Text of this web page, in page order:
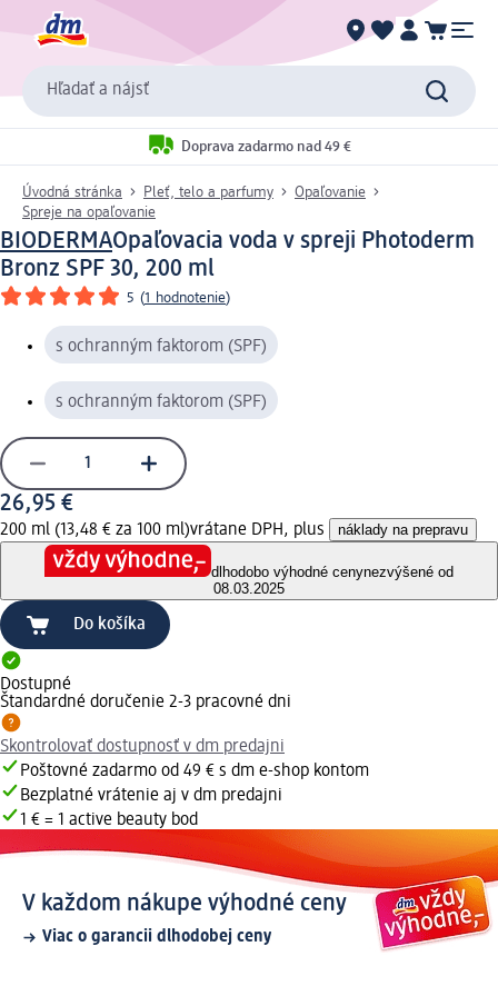
Hľadať a nájsť
Doprava zadarmo nad 49 €
Úvodná stránka Pleť, telo a parfumy
Opaľovanie
Spreje na opaľovanie
BIODERMAOpaľovacia voda v spreji Photoderm
Bronz SPF 30, 200 ml
5 (1 hodnotenie)
s ochranným faktorom (SPF)
s ochranným faktorom (SPF)
26,95 €
200 ml (13,48 € za 100 ml)vrátane DPH, plus náklady na prepravu
dlhodobo výhodné cenynezvýšené od
08.03.2025
Do košíka
Dostupné
Štandardné doručenie 2-3 pracovné dni
Skontrolovať dostupnosť v dm predajni
Poštovné zadarmo od 49 € s dm e-shop kontom
Bezplatné vrátenie aj v dm predajni
1 € = 1 active beauty bod
V každom nákupe výhodné ceny
Viac o garancii dlhodobej ceny